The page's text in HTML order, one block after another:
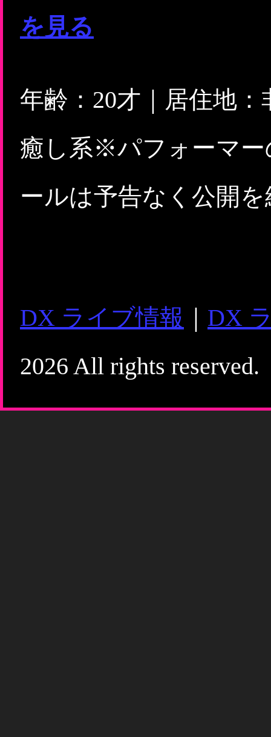
を見る
年齢：20才｜居住地
癒し系※パフォーマー
ールは予告なく公開
DX ライブ情報
DX
2026 All rights reserved.